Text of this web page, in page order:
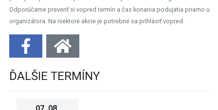
Odporúčame preveriť si vopred termín a čas konania podujatia priamo u
organizátora. Na niektoré akcie je potrebné sa prihlásiť vopred.
ĎALŠIE TERMÍNY